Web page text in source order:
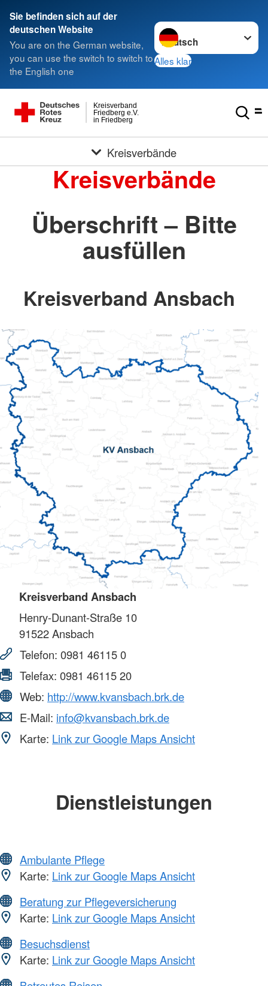
Sie befinden sich auf der
deutschen Website
You are on the German website,
you can use the switch to switch to
the English one
Sprache wechseln zu
Alles klar
in Friedberg
Friedberg e.V.
Kreisverband
Kreisverbände
Kreisverbände
Überschrift – Bitte
ausfüllen
Kreisverband Ansbach
Kreisverband Ansbach
Henry-Dunant-Straße 10
91522Ansbach
Telefon: 0981 46115 0
Telefax: 0981 46115 20
Web: http://www.kvansbach.brk.de
E-Mail: info@kvansbach.brk.de
Karte: Link zur Google Maps Ansicht
Dienstleistungen
Ambulante Pflege
Karte: Link zur Google Maps Ansicht
Beratung zur Pflegeversicherung
Karte: Link zur Google Maps Ansicht
Besuchsdienst
Karte: Link zur Google Maps Ansicht